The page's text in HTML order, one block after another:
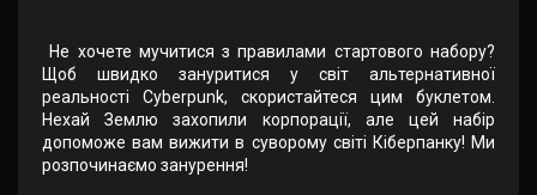
Не хочете мучитися з правилами стартового набору?
Щоб швидко зануритися у світ альтернативної
реальності Cyberpunk, скористайтеся цим буклетом.
Нехай Землю захопили корпорації, але цей набір
допоможе вам вижити в суворому світі Кіберпанку! Ми
розпочинаємо занурення!